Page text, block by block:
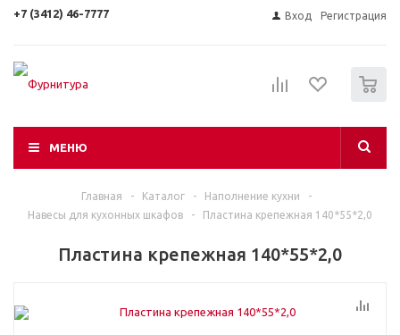
+7 (3412) 46-7777 Вход Регистрация
МЕНЮ
Главная - Каталог - Наполнение кухни
-
Навесы для кухонных шкафов
- Пластина крепежная 140*55*2,0
Пластина крепежная 140*55*2,0